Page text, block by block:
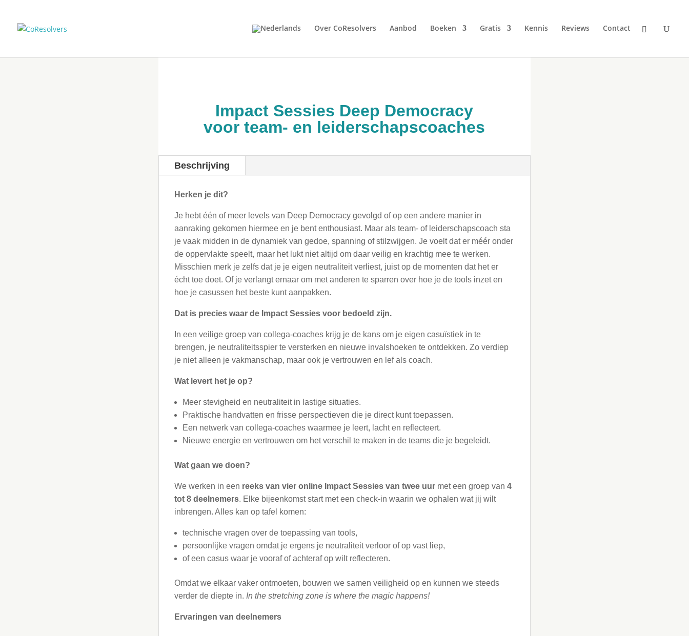
Over CoResolvers Aanbod Boeken Gratis Kennis Reviews Contact
Impact Sessies Deep Democracy
voor team- en leiderschapscoaches
Beschrijving
Herken je dit?
Je hebt één of meer levels van Deep Democracy gevolgd of op een andere manier in
aanraking gekomen hiermee en je bent enthousiast. Maar als team- of leiderschapscoach sta
je vaak midden in de dynamiek van gedoe, spanning of stilzwijgen. Je voelt dat er méér onder
de oppervlakte speelt, maar het lukt niet altijd om daar veilig en krachtig mee te werken.
Misschien merk je zelfs dat je je eigen neutraliteit verliest, juist op de momenten dat het er
écht toe doet. Of je verlangt ernaar om met anderen te sparren over hoe je de tools inzet en
hoe je casussen het beste kunt aanpakken.
Dat is precies waar de Impact Sessies voor bedoeld zijn.
In een veilige groep van collega-coaches krijg je de kans om je eigen casuïstiek in te
brengen, je neutraliteitsspier te versterken en nieuwe invalshoeken te ontdekken. Zo verdiep
je niet alleen je vakmanschap, maar ook je vertrouwen en lef als coach.
Wat levert het je op?
Meer stevigheid en neutraliteit in lastige situaties.
Praktische handvatten en frisse perspectieven die je direct kunt toepassen.
Een netwerk van collega-coaches waarmee je leert, lacht en reflecteert.
Nieuwe energie en vertrouwen om het verschil te maken in de teams die je begeleidt.
Wat gaan we doen?
We werken in een reeks van vier online Impact Sessies van twee uur met een groep van4
tot 8 deelnemers. Elke bijeenkomst start met een check-in waarin we ophalen wat jij wilt
inbrengen. Alles kan op tafel komen:
technische vragen over de toepassing van tools,
persoonlijke vragen omdat je ergens je neutraliteit verloor of op vast liep,
of een casus waar je vooraf of achteraf op wilt reflecteren.
Omdat we elkaar vaker ontmoeten, bouwen we samen veiligheid op en kunnen we steeds
verder de diepte in. In the stretching zone is where the magic happens!
Ervaringen van deelnemers